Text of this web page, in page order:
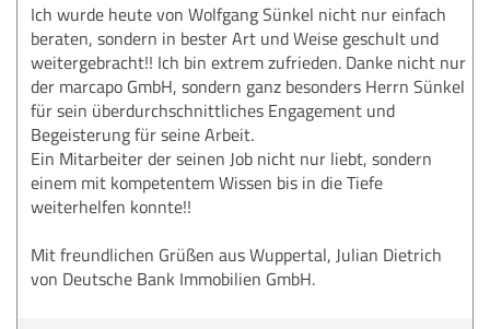
Ich wurde heute von Wolfgang Sünkel nicht nur einfach
beraten, sondern in bester Art und Weise geschult und
weitergebracht!! Ich bin extrem zufrieden. Danke nicht nur
der marcapo GmbH, sondern ganz besonders Herrn Sünkel
für sein überdurchschnittliches Engagement und
Begeisterung für seine Arbeit.
Ein Mitarbeiter der seinen Job nicht nur liebt, sondern
einem mit kompetentem Wissen bis in die Tiefe
weiterhelfen konnte!!
Mit freundlichen Grüßen aus Wuppertal, Julian Dietrich
von Deutsche Bank Immobilien GmbH.